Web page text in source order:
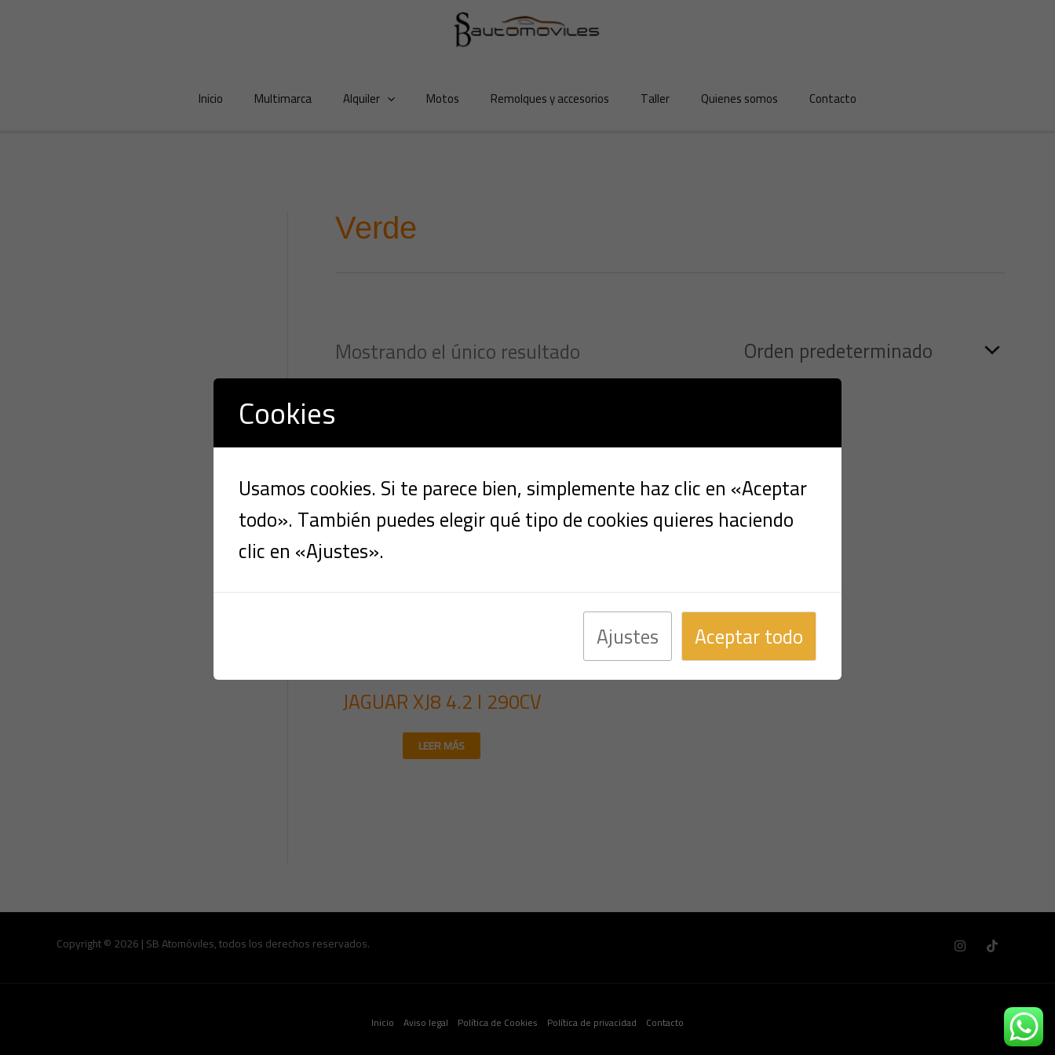
Inicio Multimarca Alquiler Motos Remolques y accesorios Taller Quienes somos Contacto
Verde
Mostrando el único resultado
JAGUAR XJ8 4.2 I 290CV
LEER MÁS
Copyright © 2026 | SB Atomóviles, todos los derechos reservados.
Inicio Aviso legal Política de Cookies Política de privacidad Contacto
Cookies
Usamos cookies. Si te parece bien, simplemente haz clic en «Aceptar
todo». También puedes elegir qué tipo de cookies quieres haciendo
clic en «Ajustes».
Ajustes Aceptar todo